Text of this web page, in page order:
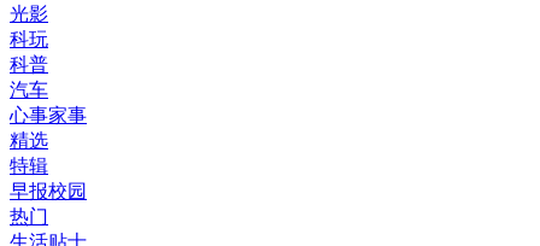
光影
科玩
科普
汽车
心事家事
精选
特辑
早报校园
热门
生活贴士